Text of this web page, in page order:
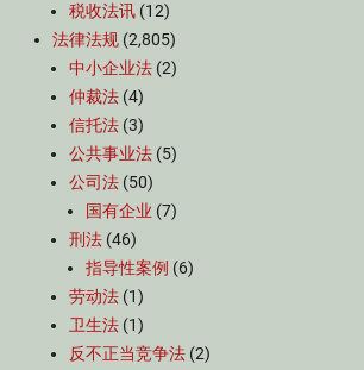
税收法讯 (12)
法律法规 (2,805)
中小企业法 (2)
仲裁法 (4)
信托法 (3)
公共事业法 (5)
公司法 (50)
国有企业 (7)
刑法 (46)
指导性案例 (6)
劳动法 (1)
卫生法 (1)
反不正当竞争法 (2)